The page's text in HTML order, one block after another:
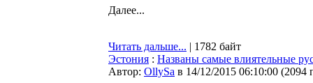
Далее...
Читать дальше... | 1782 байт
Эстония : Названы самые влиятельные
Автор: OllySa в 14/12/2015 06:10:00 (2094